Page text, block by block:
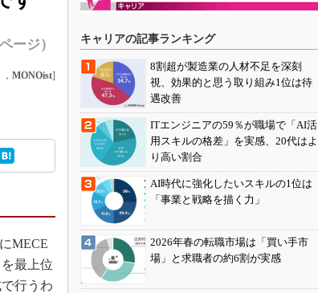
ージ）
， MONOist]
MECE
最上位
行うわ
キャリアの記事ランキング
8割超が製造業の人材不足を深刻
視、効果的と思う取り組み1位は待
遇改善
ITエンジニアの59％が職場で「AI活
用スキルの格差」を実感、20代はよ
り高い割合
AI時代に強化したいスキルの1位は
「事業と戦略を描く力」
2026年春の転職市場は「買い手市
場」と求職者の約6割が実感